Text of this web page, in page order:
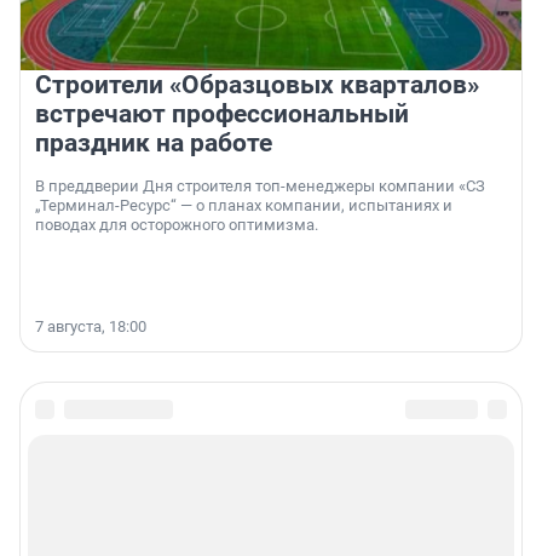
Строители «Образцовых кварталов»
встречают профессиональный
праздник на работе
В преддверии Дня строителя топ-менеджеры компании «СЗ
„Терминал-Ресурс“ — о планах компании, испытаниях и
поводах для осторожного оптимизма.
7 августа, 18:00